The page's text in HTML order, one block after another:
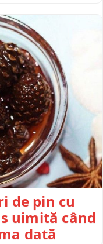
de pin cu
uimită când
dată